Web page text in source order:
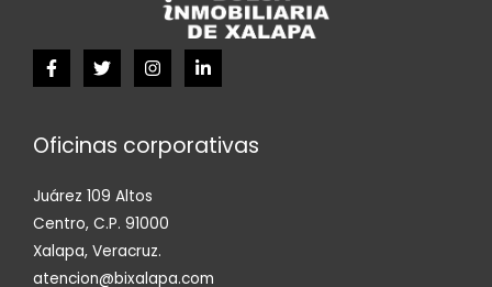
Oficinas corporativas
Juárez 109 Altos
Centro, C.P. 91000
Xalapa, Veracruz.
atencion@bixalapa.com